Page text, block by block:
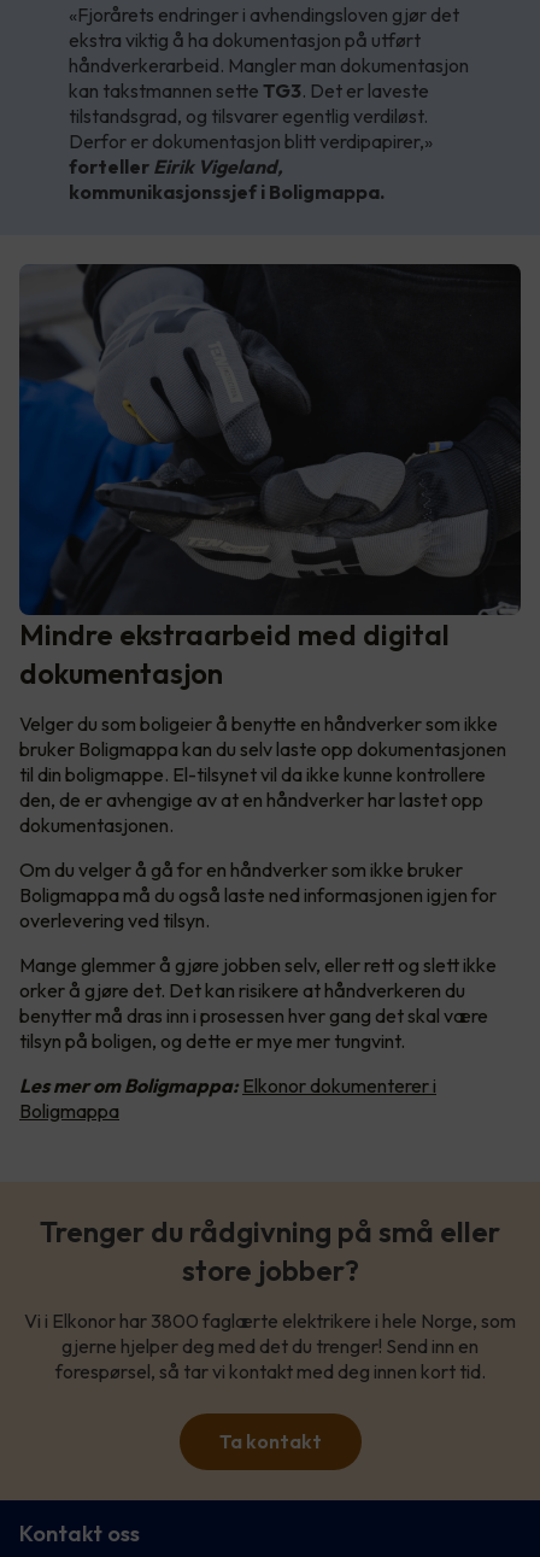
«Fjorårets endringer i avhendingsloven gjør det
ekstra viktig å ha dokumentasjon på utført
håndverkerarbeid. Mangler man dokumentasjon
kan takstmannen sette TG3. Det er laveste
tilstandsgrad, og tilsvarer egentlig verdiløst.
Derfor er dokumentasjon blitt verdipapirer,»
forteller Eirik Vigeland,
kommunikasjonssjef i Boligmappa.
Mindre ekstraarbeid med digital
dokumentasjon
Velger du som boligeier å benytte en håndverker som ikke
bruker Boligmappa kan du selv laste opp dokumentasjonen
til din boligmappe. El-tilsynet vil da ikke kunne kontrollere
den, de er avhengige av at en håndverker har lastet opp
dokumentasjonen.
Om du velger å gå for en håndverker som ikke bruker
Boligmappa må du også laste ned informasjonen igjen for
overlevering ved tilsyn.
Mange glemmer å gjøre jobben selv, eller rett og slett ikke
orker å gjøre det. Det kan risikere at håndverkeren du
benytter må dras inn i prosessen hver gang det skal være
tilsyn på boligen, og dette er mye mer tungvint.
Les mer om Boligmappa: Elkonor dokumenterer i
Boligmappa
Trenger du rådgivning på små eller
store jobber?
Vi i Elkonor har 3800 faglærte elektrikere i hele Norge, som
gjerne hjelper deg med det du trenger! Send inn en
forespørsel, så tar vi kontakt med deg innen kort tid.
Ta kontakt
Kontakt oss